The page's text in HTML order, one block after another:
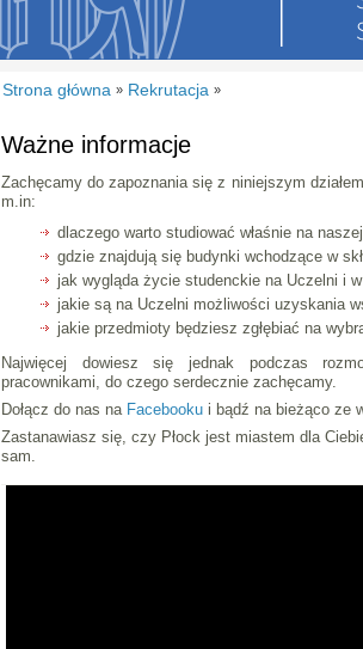
Strona główna » Rekrutacja »
Ważne informacje
Zachęcamy do zapoznania się z niniejszym
m.in:
dlaczego warto studiować właśnie na
gdzie znajdują się budynki wchodzące w
jak wygląda życie studenckie na Uczelni i
jakie są na Uczelni możliwości uzyskania
jakie przedmioty będziesz zgłębiać na
Najwięcej dowiesz się jednak podczas
pracownikami, do czego serdecznie zachęcamy.
Dołącz do nas na Facebooku i bądź na bieżąco ze
Zastanawiasz się, czy Płock jest miastem dla
sam.